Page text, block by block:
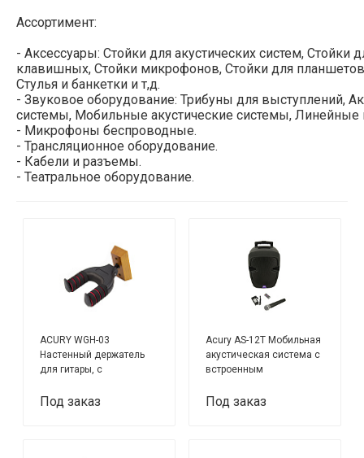
Ассортимент:
- Аксессуары: Стойки для акустических систем, Стойки
клавишных, Стойки микрофонов, Стойки для
Стулья и банкетки и т,д.
- Звуковое оборудование: Трибуны для выступлений,
системы, Мобильные акустические системы,
- Микрофоны беспроводные.
- Трансляционное оборудование.
- Кабели и разъемы.
- Театральное оборудование.
ACURY WGH-03
Настенный держатель
для гитары, с
Под заказ
Acury AS-12T Мобильная
акустическая система с
встроенным
аккумулятором и 1
Под заказ